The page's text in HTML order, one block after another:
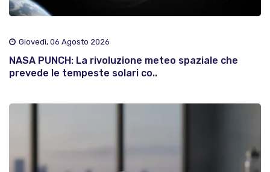
Giovedì, 06 Agosto 2026
NASA PUNCH: La rivoluzione meteo spaziale che
prevede le tempeste solari co..